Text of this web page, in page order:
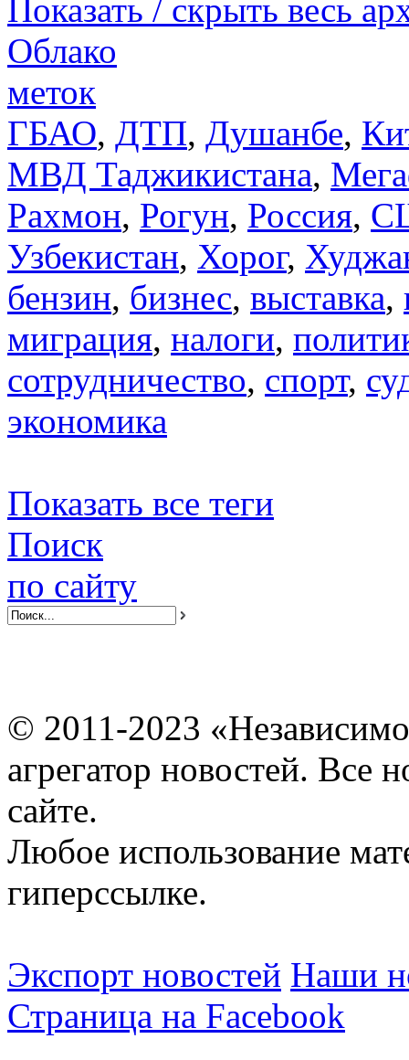
Показать / скрыть весь
Облако
меток
ГБАО, ДТП, Душанбе,
МВД Таджикистана,
Рахмон, Рогун, Россия,
Узбекистан, Хорог,
бензин, бизнес, выставка,
миграция, налоги,
сотрудничество, спорт,
экономика
Показать все теги
Поиск
по сайту
© 2011-2023
агрегатор новостей. Все
сайте.
Любое использование
гиперссылке.
Экспорт новостей Наши
Страница на Facebook